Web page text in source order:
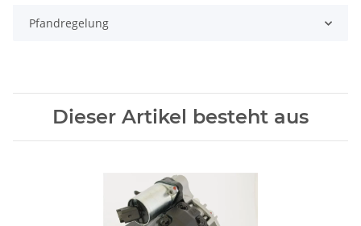
Pfandregelung
Dieser Artikel besteht aus